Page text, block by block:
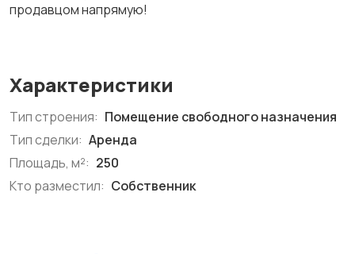
продавцом напрямую!
Характеристики
Тип строения: Помещение свободного назначения
Тип сделки: Аренда
Площадь, м²: 250
Кто разместил: Собственник